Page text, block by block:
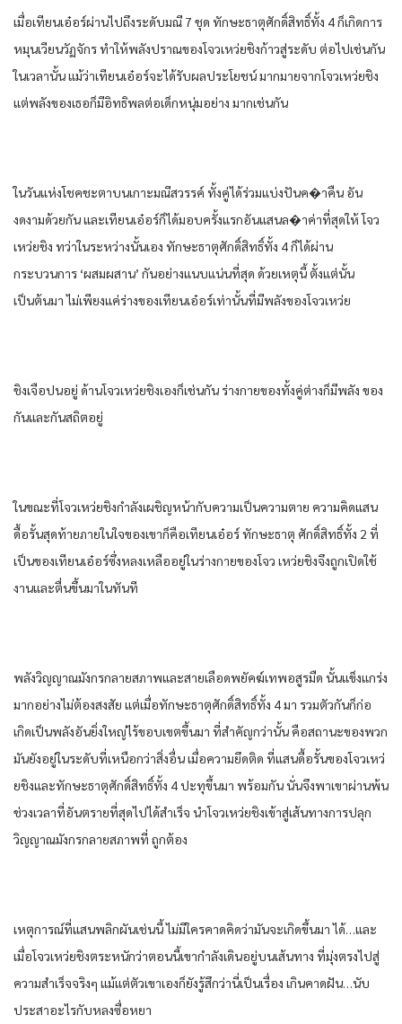
เมื่อเทียนเอ๋อร์ผ่านไปถึงระดับมณี 7 ชุด ทักษะธาตุศักดิ์สิทธิ์ทั้ง 4 ก็เกิดการ
หมุนเวียนวัฏจักร ทําให้พลังปราณของโจวเหว่ยชิงก้าวสู่ระดับ ต่อไปเช่นกัน
ในเวลานั้น แม้ว่าเทียนเอ๋อร์จะได้รับผลประโยชน์ มากมายจากโจวเหว่ยชิง
แต่พลังของเธอก็มีอิทธิพลต่อเด็กหนุ่มอย่าง มากเช่นกัน
ในวันแห่งโชคชะตาบนเกาะมณีสวรรค์ ทั้งคู่ได้ร่วมแบ่งปันค�าคืน อัน
งดงามด้วยกัน และเทียนเอ๋อร์ก็ได้มอบครั้งแรกอันแสนล�าค่าที่สุดให้ โจว
เหว่ยชิง ทว่าในระหว่างนั้นเอง ทักษะธาตุศักดิ์สิทธิ์ทั้ง 4 ก็ได้ผ่าน
กระบวนการ ‘ผสมผสาน’ กันอย่างแนบแน่นที่สุด ด้วยเหตุนี้ ตั้งแต่นั้น
เป็นต้นมา ไม่เพียงแค่ร่างของเทียนเอ๋อร์เท่านั้นที่มีพลังของโจวเหว่ย
ชิงเจือปนอยู่ ด้านโจวเหว่ยชิงเองก็เช่นกัน ร่างกายของทั้งคู่ต่างก็มีพลัง ของ
กันและกันสถิตอยู่
ในขณะที่โจวเหว่ยชิงกําลังเผชิญหน้ากับความเป็นความตาย ความคิดแสน
ดื้อรั้นสุดท้ายภายในใจของเขาก็คือเทียนเอ๋อร์ ทักษะธาตุ ศักดิ์สิทธิ์ทั้ง 2 ที่
เป็นของเทียนเอ๋อร์ซึ่งหลงเหลืออยู่ในร่างกายของโจว เหว่ยชิงจึงถูกเปิดใช้
งานและตื่นขึ้นมาในทันที
พลังวิญญาณมังกรกลายสภาพและสายเลือดพยัคฆ์เทพอสูรมืด นั้นแข็งแกร่ง
มากอย่างไม่ต้องสงสัย แต่เมื่อทักษะธาตุศักดิ์สิทธิ์ทั้ง 4 มา รวมตัวกันก็ก่อ
เกิดเป็นพลังอันยิ่งใหญ่ไร้ขอบเขตขึ้นมา ที่สําคัญกว่านั้น คือสถานะของพวก
มันยังอยู่ในระดับที่เหนือกว่าสิ่งอื่น เมื่อความยึดติด ที่แสนดื้อรั้นของโจวเหว่
ยชิงและทักษะธาตุศักดิ์สิทธิ์ทั้ง 4 ปะทุขึ้นมา พร้อมกัน นั่นจึงพาเขาผ่านพ้น
ช่วงเวลาที่อันตรายที่สุดไปได้สําเร็จ นําโจวเหว่ยชิงเข้าสู่เส้นทางการปลุก
วิญญาณมังกรกลายสภาพที่ ถูกต้อง
เหตุการณ์ที่แสนพลิกผันเช่นนี้ ไม่มีใครคาดคิดว่ามันจะเกิดขึ้นมา ได้…และ
เมื่อโจวเหว่ยชิงตระหนักว่าตอนนี้เขากําลังเดินอยู่บนเส้นทาง ที่มุ่งตรงไปสู่
ความสําเร็จจริงๆ แม้แต่ตัวเขาเองก็ยังรู้สึกว่านี่เป็นเรื่อง เกินคาดฝัน…นับ
ประสาอะไรกับหลงซื่อหยา